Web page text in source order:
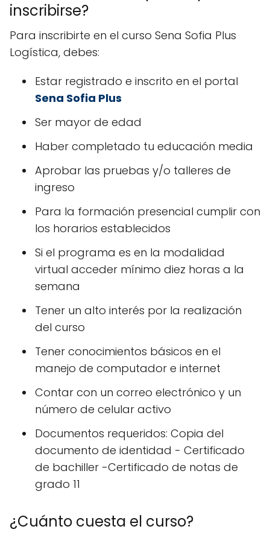
inscribirse?
Para inscribirte en el curso Sena Sofia Plus
Logística, debes:
Estar registrado e inscrito en el portal
Sena Sofia Plus
Ser mayor de edad
Haber completado tu educación media
Aprobar las pruebas y/o talleres de
ingreso
Para la formación presencial cumplir con
los horarios establecidos
Si el programa es en la modalidad
virtual acceder mínimo diez horas a la
semana
Tener un alto interés por la realización
del curso
Tener conocimientos básicos en el
manejo de computador e internet
Contar con un correo electrónico y un
número de celular activo
Documentos requeridos: Copia del
documento de identidad - Certificado
de bachiller -Certificado de notas de
grado 11
¿Cuánto cuesta el curso?